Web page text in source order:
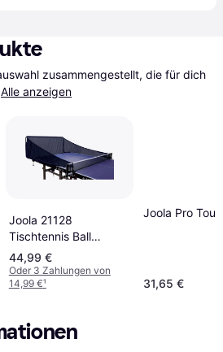
zusammengestellt, die für dich
Alle anzeigen
Joola 21128
Tischtennis Ball
Fangnetz iPong
44,99 €
Oder 3 Zahlungen von
14,99 €¹
Joola Pro Tour
31,65 €